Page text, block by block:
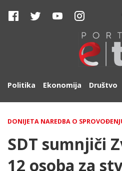
Politika Ekonomija Društvo
DONIJETA NAREDBA O
SDT sumnjiči
12 osoba za